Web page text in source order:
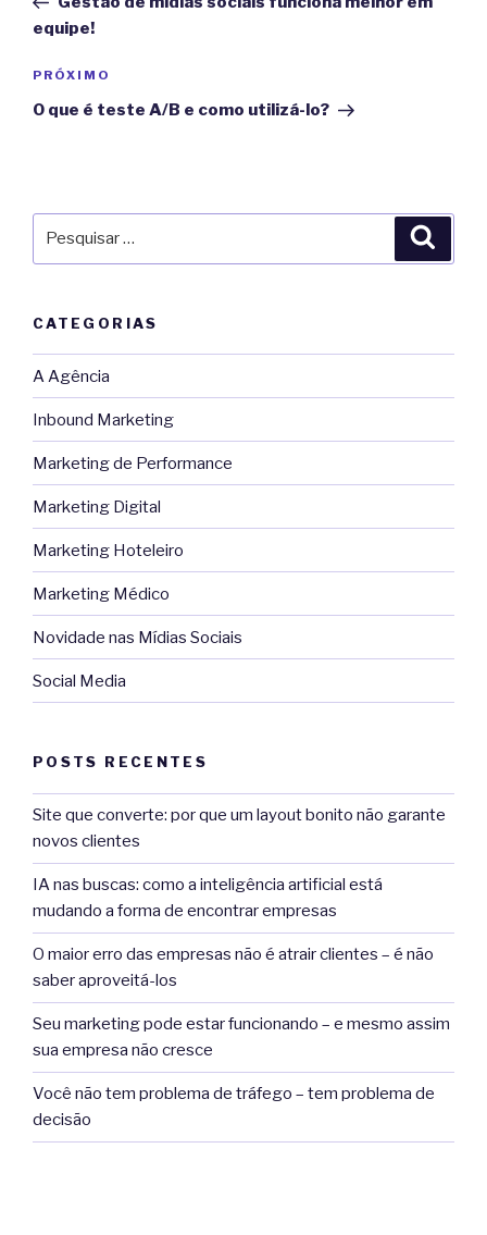
Post
equipe!
Próximo
post
PRÓXIMO
O que é teste A/B e como utilizá-lo?
CATEGORIAS
A Agência
Inbound Marketing
Marketing de Performance
Marketing Digital
Marketing Hoteleiro
Marketing Médico
Novidade nas Mídias Sociais
Social Media
POSTS RECENTES
Site que converte: por que um layout bonito não garante
novos clientes
IA nas buscas: como a inteligência artificial está
mudando a forma de encontrar empresas
O maior erro das empresas não é atrair clientes – é não
saber aproveitá-los
Seu marketing pode estar funcionando – e mesmo assim
sua empresa não cresce
Você não tem problema de tráfego – tem problema de
decisão